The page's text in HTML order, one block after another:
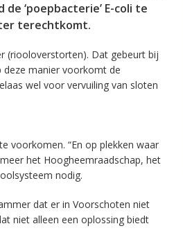
‘poepbacterie’ E-coli te
terechtkomt.
(riooloverstorten). Dat gebeurt bij
manier voorkomt de
wel voor vervuiling van sloten
voorkomen. “En op plekken waar
het Hoogheemraadschap, het
nodig.
dat er in Voorschoten niet
niet alleen een oplossing biedt